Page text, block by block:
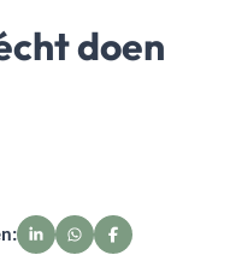
doen